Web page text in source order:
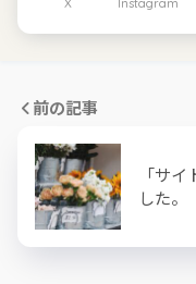
X Instagram
前の記事
「サ
した。